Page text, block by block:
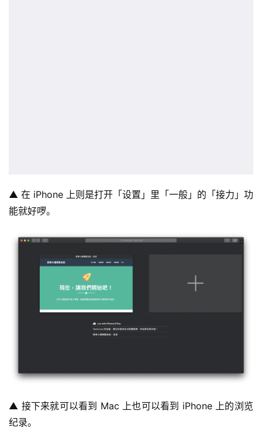
▲ 在 iPhone 上则是打开「设置」里「一般」的「接力」功
能就好啰。
▲ 接下来就可以看到 Mac 上也可以看到 iPhone 上的浏览
纪录。